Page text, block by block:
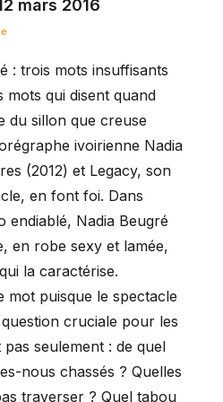
mars 2016
: trois mots insuffisants
mots qui disent quand
du sillon que creuse
ivoirienne Nadia
(2012) et Legacy, son
en font foi. Dans
endiablé, Nadia Beugré
en robe sexy et lamée,
la caractérise.
mot puisque le spectacle
cruciale pour les
seulement : de quel
nous chassés ? Quelles
traverser ? Quel tabou